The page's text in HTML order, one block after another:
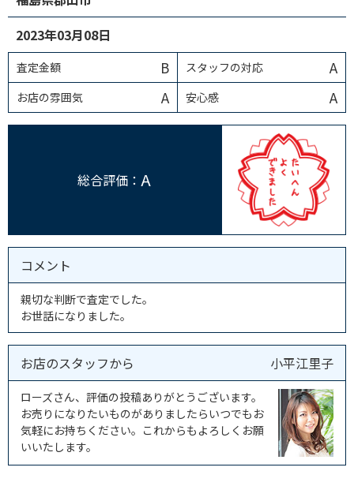
2023年03月08日
査定金額 B スタッフの対応 A
お店の雰囲気 A 安心感 A
総合評価： A
コメント
親切な判断で査定でした。
お世話になりました。
お店のスタッフから 小平江里子
ローズさん、評価の投稿ありがとうございます。
お売りになりたいものがありましたらいつでもお
気軽にお持ちください。これからもよろしくお願
いいたします。